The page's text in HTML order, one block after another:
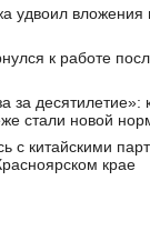
удвоил
к работе
десятилетие»:
стали новой
с китайскими
крае